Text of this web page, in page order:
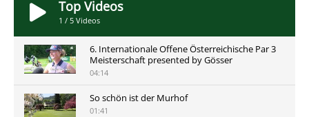
Top Videos
1 / 5 Videos
6. Internationale Offene Österreichische Par 3
Meisterschaft presented by Gösser
04:14
So schön ist der Murhof
01:41